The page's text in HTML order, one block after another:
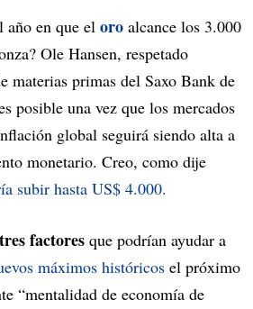
año en que el oro alcance los 3.000
Ole Hansen, respetado
materias primas del Saxo Bank de
posible una vez que los mercados
global seguirá siendo alta a
monetario. Creo, como dije
subir hasta US$ 4.000.
factores que podrían ayudar a
máximos históricos el próximo
“mentalidad de economía de